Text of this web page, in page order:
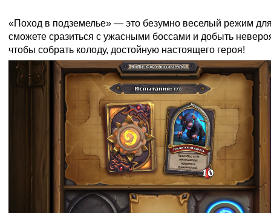
«Поход в подземелье» — это безумно веселый режим для
сможете сразиться с ужасными боссами и добыть
чтобы собрать колоду, достойную настоящего героя!